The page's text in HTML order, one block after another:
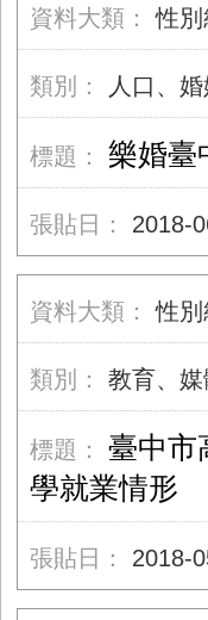
性別
人口、
樂婚臺
2018-
性別
教育、
臺中市
學就業情形
2018-